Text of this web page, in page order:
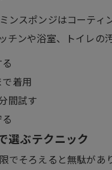
ンスポンジはコーテ
チンや浴室、トイレ
着用
間試す
選ぶテクニック
でそろえると無駄があ